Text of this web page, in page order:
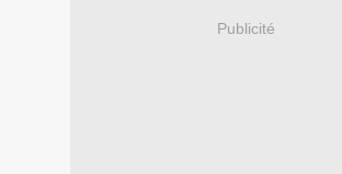
Publicité